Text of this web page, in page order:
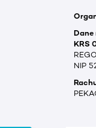
Dane
KRS
NIP